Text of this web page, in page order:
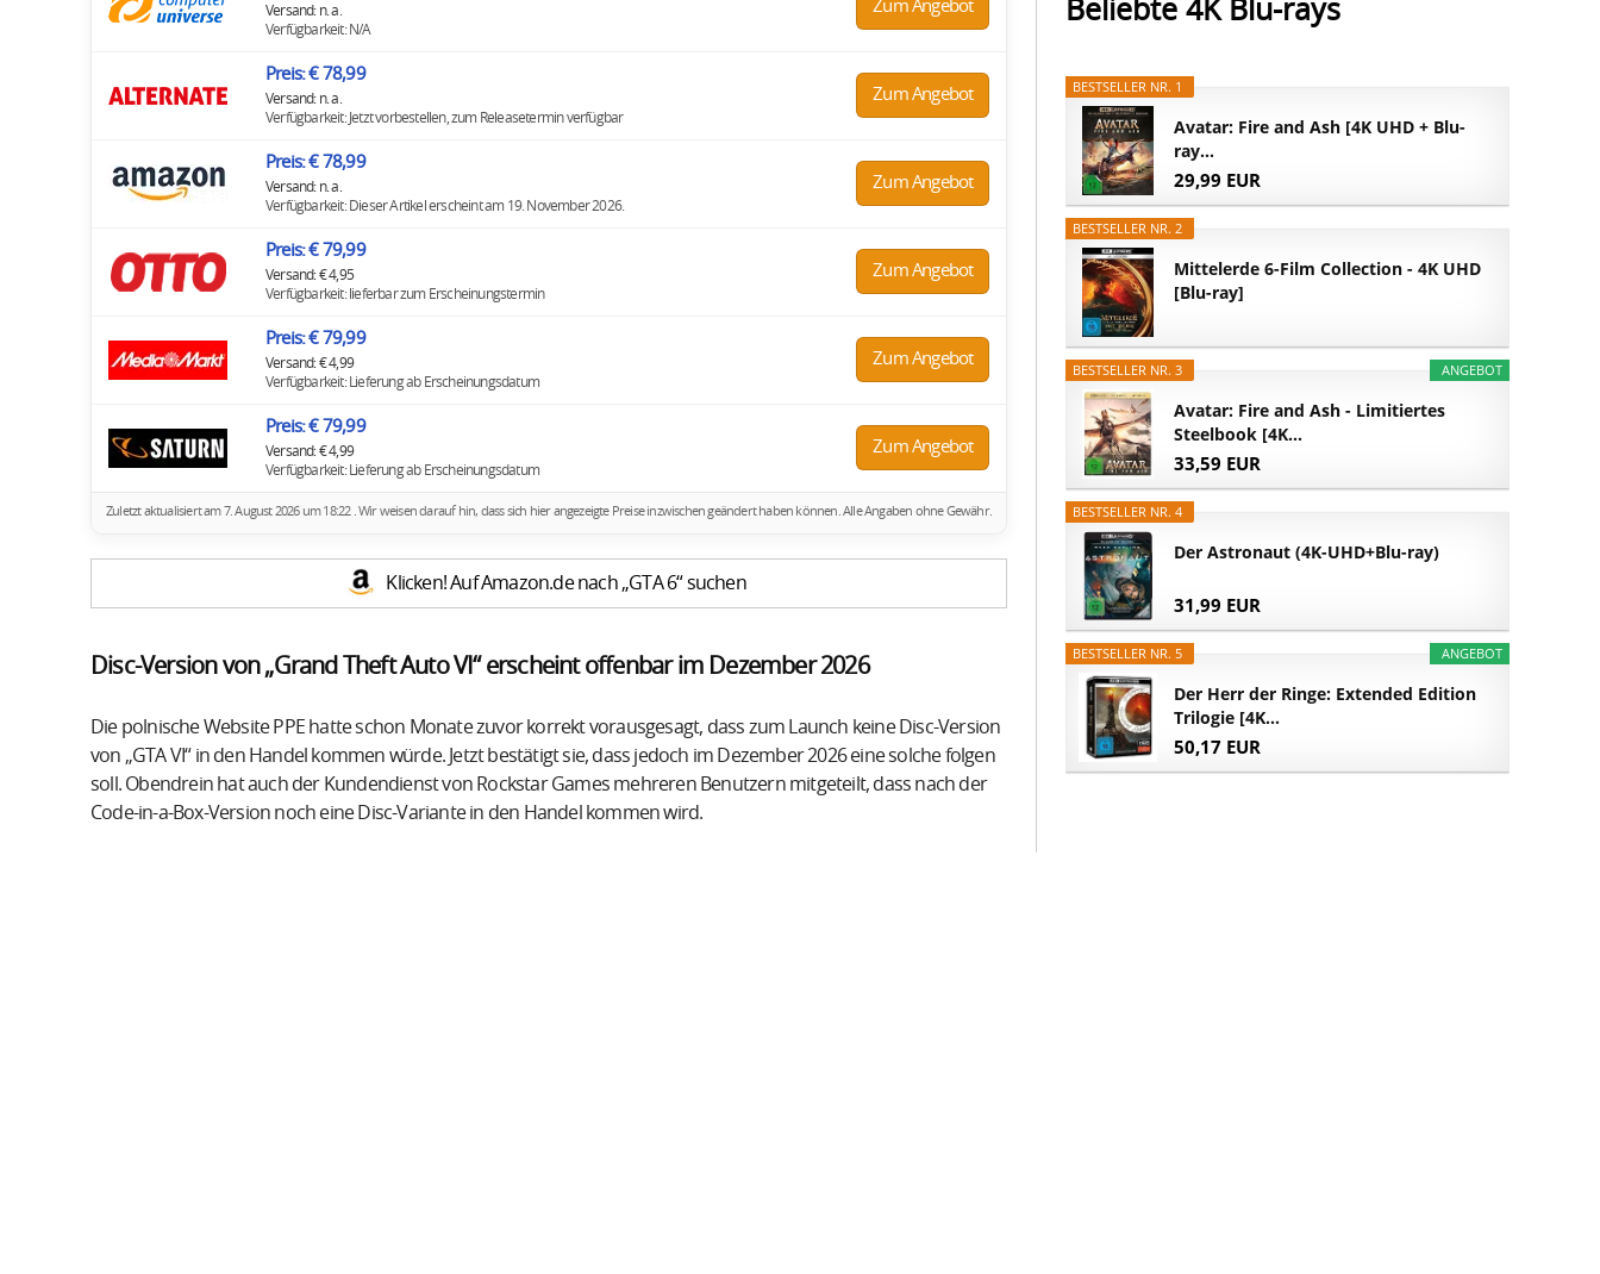
Versand: n. a.
Verfügbarkeit: N/A
Zum Angebot
Preis: € 78,99
Versand: n. a.
Verfügbarkeit: Jetzt vorbestellen, zum Releasetermin verfügbar
Zum Angebot
Preis: € 78,99
Versand: n. a.
Verfügbarkeit: Dieser Artikel erscheint am 19. November 2026.
Zum Angebot
Preis: € 79,99
Versand: € 4,95
Verfügbarkeit: lieferbar zum Erscheinungstermin
Zum Angebot
Preis: € 79,99
Versand: € 4,99
Verfügbarkeit: Lieferung ab Erscheinungsdatum
Zum Angebot
Preis: € 79,99
Versand: € 4,99
Verfügbarkeit: Lieferung ab Erscheinungsdatum
Zum Angebot
Zuletzt aktualisiert am 7. August 2026 um 18:22 . Wir weisen darauf hin, dass sich hier angezeigte Preise inzwischen geändert haben können. Alle Angaben ohne Gewähr.
Klicken! Auf Amazon.de nach „GTA 6“ suchen
Disc-Version von „Grand Theft Auto VI“ erscheint offenbar im Dezember 2026
Die polnische Website PPE hatte schon Monate zuvor korrekt vorausgesagt, dass zum Launch keine Disc-Version
von „GTA VI“ in den Handel kommen würde. Jetzt bestätigt sie, dass jedoch im Dezember 2026 eine solche folgen
soll. Obendrein hat auch der Kundendienst von Rockstar Games mehreren Benutzern mitgeteilt, dass nach der
Code-in-a-Box-Version noch eine Disc-Variante in den Handel kommen wird.
Beliebte 4K Blu-rays
BESTSELLER NR. 1
Avatar: Fire and Ash [4K UHD + Blu-
ray...
29,99 EUR
BESTSELLER NR. 2
Mittelerde 6-Film Collection - 4K UHD
[Blu-ray]
ANGEBOT
BESTSELLER NR. 3
Avatar: Fire and Ash - Limitiertes
Steelbook [4K...
33,59 EUR
BESTSELLER NR. 4
Der Astronaut (4K-UHD+Blu-ray)
31,99 EUR
ANGEBOT
BESTSELLER NR. 5
Der Herr der Ringe: Extended Edition
Trilogie [4K...
50,17 EUR